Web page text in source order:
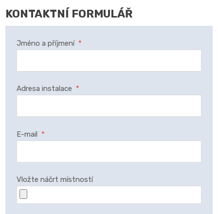
KONTAKTNÍ FORMULÁŘ
Jméno a příjmení *
Adresa instalace *
E-mail *
Vložte náčrt místností